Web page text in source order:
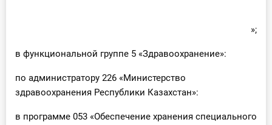
»;
в функциональной группе 5 «Здравоохранение»:
по администратору 226 «Министерство
здравоохранения Республики Казахстан»:
в программе 053 «Обеспечение хранения специального